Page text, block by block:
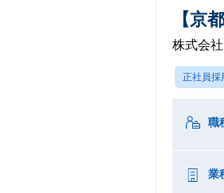
【京
株式会
正社員採
職
業